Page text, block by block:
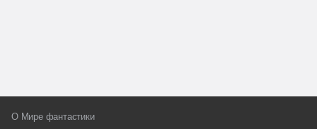
О Мире фантастики